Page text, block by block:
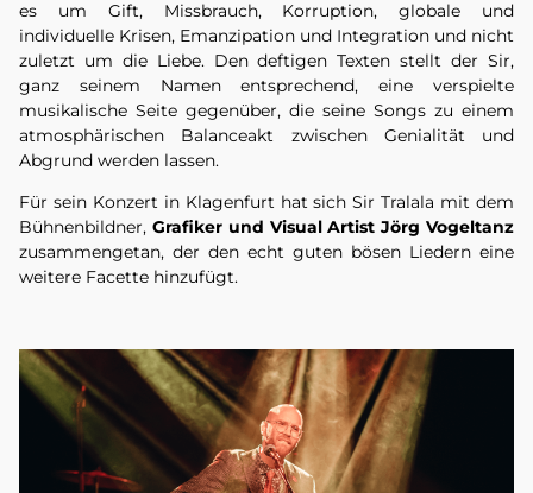
es um Gift, Missbrauch, Korruption, globale und
individuelle Krisen, Emanzipation und Integration und nicht
zuletzt um die Liebe. Den deftigen Texten stellt der Sir,
ganz seinem Namen entsprechend, eine verspielte
musikalische Seite gegenüber, die seine Songs zu einem
atmosphärischen Balanceakt zwischen Genialität und
Abgrund werden lassen.
Für sein Konzert in Klagenfurt hat sich Sir Tralala mit dem
Bühnenbildner, Grafiker und Visual Artist Jörg Vogeltanz
zusammengetan, der den echt guten bösen Liedern eine
weitere Facette hinzufügt.